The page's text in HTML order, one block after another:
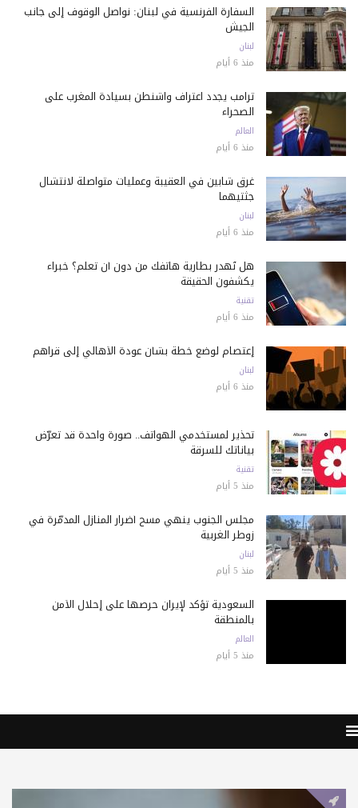
السفارة الفرنسية في لبنان: نواصل الوقوف إلى جانب
الجيش
لبنان
منذ 6 أيام
ترامب يجدد اعتراف واشنطن بسيادة المغرب على
الصحراء
العالم
منذ 6 أيام
غرق شابين في العقيبة وعمليات متواصلة لانتشال
جثتيهما
لبنان
منذ 6 أيام
هل تُهدر بطارية هاتفك من دون أن تعلم؟ خبراء
يكشفون الحقيقة
تقنية
منذ 6 أيام
إعتصام لوضع خطة بشأن عودة الأهالي إلى قراهم
لبنان
منذ 6 أيام
تحذير لمستخدمي الهواتف.. صورة واحدة قد تعرّض
بياناتك للسرقة
تقنية
منذ 5 أيام
مجلس الجنوب ينهي مسح أضرار المنازل المدمّرة في
زوطر الغربية
لبنان
منذ 5 أيام
السعودية تؤكد لإيران حرصها على إحلال الأمن
بالمنطقة
العالم
منذ 5 أيام